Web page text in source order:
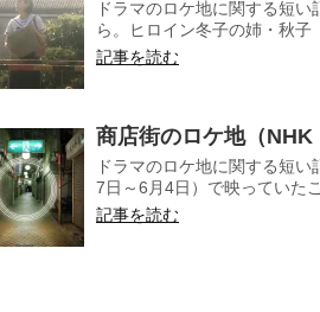
ドラマのロケ地に関する短
ら。ヒロイン冬子の姉・秋
記事を読む
商店街のロケ地（NHK
ドラマのロケ地に関する短
7日～6月4日）で映っていた
記事を読む